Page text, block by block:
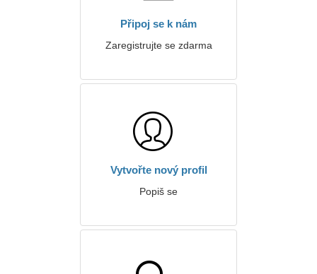
Připoj se k nám
Zaregistrujte se zdarma
Vytvořte nový profil
Popiš se